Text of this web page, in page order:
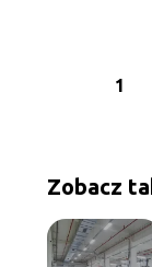
1
Zobacz